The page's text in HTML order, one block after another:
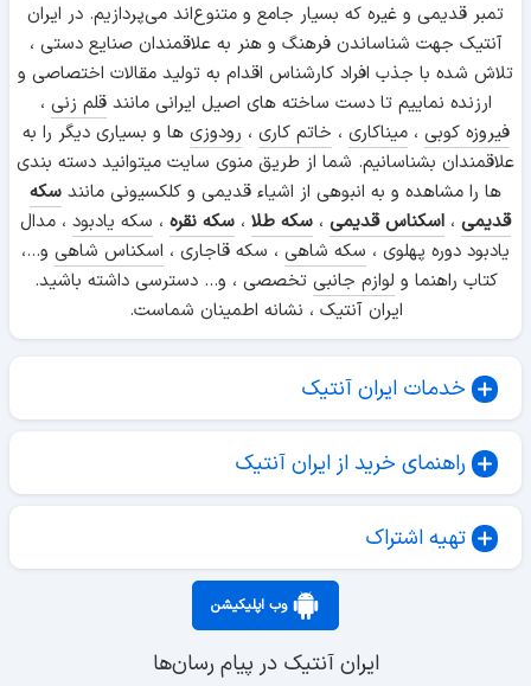
تمبر قدیمی و غیره که بسیار جامع و متنوع‌اند می‌پردازیم. در ایران
آنتیک جهت شناساندن فرهنگ و هنر به علاقمندان صنایع دستی ،
تلاش شده با جذب افراد کارشناس اقدام به تولید مقالات اختصاصی و
ارزنده نماییم تا دست ساخته های اصیل ایرانی مانندقلم زنی ،
فیروزه کوبی ،میناکاری ، خاتم کاری ، رودوزی ها و بسیاری دیگر را به
علاقمندان بشناسانیم. شما از طریق منوی سایت میتوانید دسته بندی
ها را مشاهده و به انبوهی از اشیاء قدیمی و کلکسیونی مانند سکه
قدیمی ، اسکناس قدیمی ، سکه طلا ، سکه نقره ، سکه یادبود ، مدال
یادبود دوره پهلوی ، سکه شاهی ، سکه قاجاری ، اسکناس شاهی و...،
کتاب راهنما و لوازم جانبی تخصصی ، و... دسترسی داشته باشید.
ایران آنتیک ، نشانه اطمینان شماست.
خدمات ایران آنتیک
راهنمای خرید از ایران آنتیک
تهیه اشتراک
وب اپلیکیشن
ایران آنتیک در پیام رسان‌ها